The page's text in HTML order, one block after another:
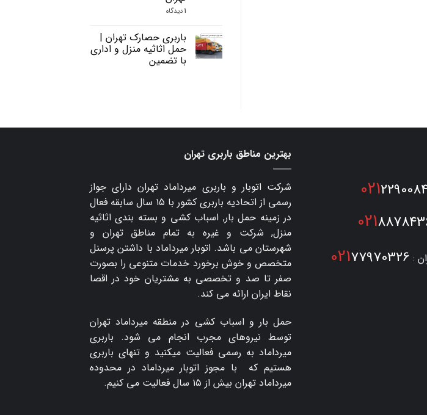
۱دیدگاه
باربری حصارک تهران |
حمل اثاثیه منزل و اداری
با تضمین
021
021
:
02177970326
بهترین مناطق باربری تهران
شرکت اتوبار و باربری میردامادتهران دارای جواز
رسمی از اتحادیه باربری کشور با ۱۵ سال سابقه فعال
در زمینه حمل بار, اسباب کشی و بسته بندی اثاثیه
منزل, شرکت و غیره به تمام مناطق تهران و
شهرستان می باشد. اتوبار میرداماد با داشتن پرسنل
متخصص و خوش برخورد خدمات متنوعی را بصورت
صفر تا صد و تخصصی به مشتریان خود در اقصا
نقاط ایران ارائه می کند.
حمل بار و اسباب کشی در منطقه میرداماد تهران
توسط نیروهای مجرب انجام می شود. باربری
میرداماد به رسمی فعالیت میکنید و تنهای باربری
هستیم که با مجوز اتوبار میرداماد در محدوده
میرداماد تهران بیش از ۱۵ سال فعالیت می کنیم.